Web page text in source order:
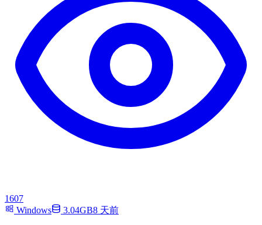
1607
Windows
3.04GB8 天前